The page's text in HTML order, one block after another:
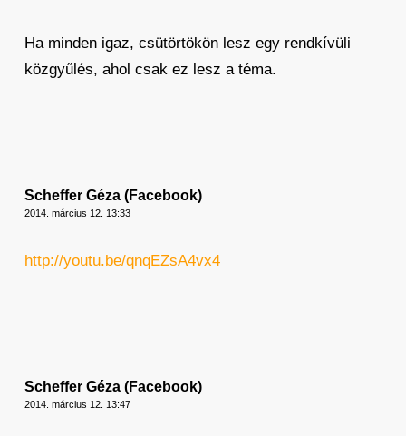
Ha minden igaz, csütörtökön lesz egy rendkívüli
közgyűlés, ahol csak ez lesz a téma.
Scheffer Géza (Facebook)
2014. március 12. 13:33
http://youtu.be/qnqEZsA4vx4
Scheffer Géza (Facebook)
2014. március 12. 13:47